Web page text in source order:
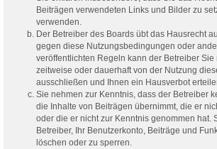
Beiträgen verwendeten Links und Bilder zu
verwenden.
Der Betreiber des Boards übt das Hausrecht
gegen diese Nutzungsbedingungen oder
veröffentlichten Regeln kann der Betreiber Sie
zeitweise oder dauerhaft von der Nutzung
ausschließen und Ihnen ein Hausverbot
Sie nehmen zur Kenntnis, dass der Betreiber
die Inhalte von Beiträgen übernimmt, die er
oder die er nicht zur Kenntnis genommen hat.
Betreiber, Ihr Benutzerkonto, Beiträge und
löschen oder zu sperren.